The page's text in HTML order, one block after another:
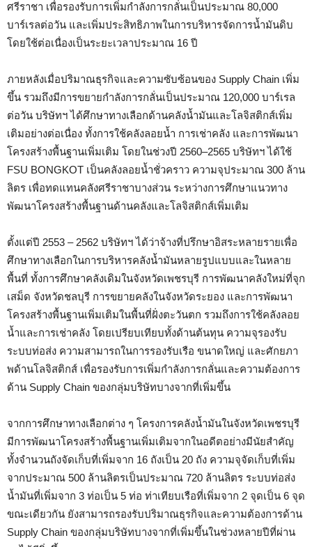
ศรีราชา เพื่อรองรับการเพิ่มกำลังการกลั่นเป็นประมาณ 80,000
บาร์เรลต่อวัน และเพิ่มประสิทธิภาพในการบริหารจัดการน้ำมันดิบ
โดยใช้ต่อเนื่องเป็นระยะเวลาประมาณ 16 ปี
ภายหลังเมื่อปริมาณธุรกิจและความซับซ้อนของ Supply Chain เพิ่ม
ขึ้น รวมถึงมีการขยายกำลังการกลั่นเป็นประมาณ 120,000 บาร์เรล
ต่อวัน บริษัทฯ ได้ศึกษาทางเลือกด้านคลังน้ำมันและโลจิสติกส์เพิ่ม
เติมอย่างต่อเนื่อง ทั้งการใช้คลังลอยน้ำ การเช่าคลัง และการพัฒนา
โครงสร้างพื้นฐานเพิ่มเติม โดยในช่วงปี 2560–2565 บริษัทฯ ได้ใช้
FSU BONGKOT เป็นคลังลอยน้ำชั่วคราว ความจุประมาณ 300 ล้าน
ลิตร เพื่อทดแทนคลังศรีราชาบางส่วน ระหว่างการศึกษาแนวทาง
พัฒนาโครงสร้างพื้นฐานด้านคลังและโลจิสติกส์เพิ่มเติม
ตั้งแต่ปี 2553 – 2562 บริษัทฯ ได้ว่าจ้างที่ปรึกษาอิสระหลายรายเพื่อ
ศึกษาทางเลือกในการบริหารคลังน้ำมันหลายรูปแบบและในหลาย
พื้นที่ ทั้งการศึกษาคลังเดิมในจังหวัดเพชรบุรี การพัฒนาคลังใหม่ที่จุก
เสม็ด จังหวัดชลบุรี การขยายคลังในจังหวัดระยอง และการพัฒนา
โครงสร้างพื้นฐานเพิ่มเติมในพื้นที่ฝั่งตะวันตก รวมถึงการใช้คลังลอย
น้ำและการเช่าคลัง โดยเปรียบเทียบทั้งด้านต้นทุน ความจุรองรับ
ระบบท่อส่ง ความสามารถในการรองรับเรือ ขนาดใหญ่ และศักยภา
พด้านโลจิสติกส์ เพื่อรองรับการเพิ่มกำลังการกลั่นและความต้องการ
ด้าน Supply Chain ของกลุ่มบริษัทบางจากที่เพิ่มขึ้น
จากการศึกษาทางเลือกต่าง ๆ โครงการคลังน้ำมันในจังหวัดเพชรบุรี
มีการพัฒนาโครงสร้างพื้นฐานเพิ่มเติมจากในอดีตอย่างมีนัยสำคัญ
ทั้งจำนวนถังจัดเก็บที่เพิ่มจาก 16 ถังเป็น 20 ถัง ความจุจัดเก็บที่เพิ่ม
จากประมาณ 500 ล้านลิตรเป็นประมาณ 720 ล้านลิตร ระบบท่อส่ง
น้ำมันที่เพิ่มจาก 3 ท่อเป็น 5 ท่อ ท่าเทียบเรือที่เพิ่มจาก 2 จุดเป็น 6 จุด
ขณะเดียวกัน ยังสามารถรองรับปริมาณธุรกิจและความต้องการด้าน
Supply Chain ของกลุ่มบริษัทบางจากที่เพิ่มขึ้นในช่วงหลายปีที่ผ่าน